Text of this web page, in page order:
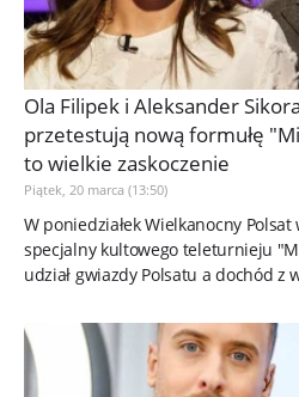
Ola Filipek i Aleksander
przetestują nową formułę
to wielkie zaskoczenie
Piątek, 20 marca (13:50)
W poniedziałek Wielkanocny
specjalny kultowego teleturnieju
udział gwiazdy Polsatu a dochód z